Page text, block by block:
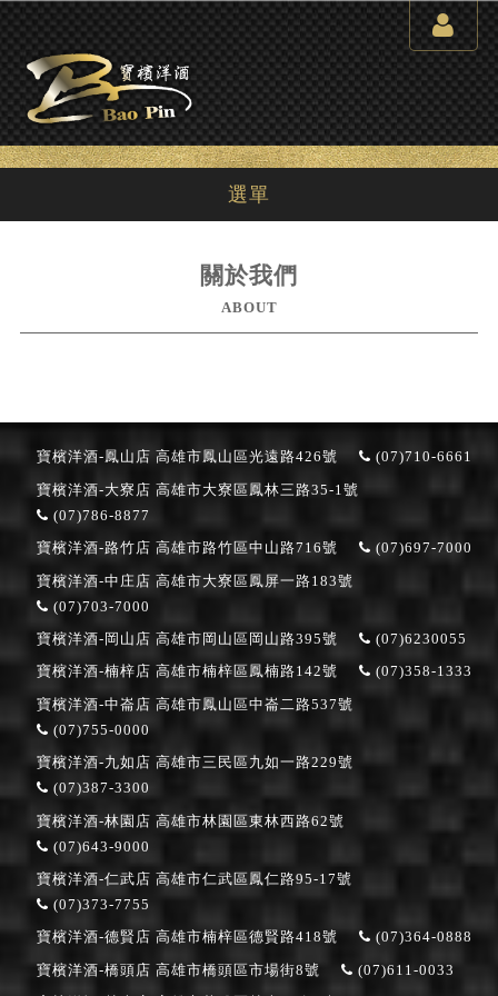
選單
關於我們
ABOUT
寶檳洋酒-鳳山店 高雄市鳳山區光遠路426號 (07)710-6661
寶檳洋酒-大寮店 高雄市大寮區鳳林三路35-1號
(07)786-8877
寶檳洋酒-路竹店 高雄市路竹區中山路716號 (07)697-7000
寶檳洋酒-中庄店 高雄市大寮區鳳屏一路183號
(07)703-7000
寶檳洋酒-岡山店 高雄市岡山區岡山路395號 (07)6230055
寶檳洋酒-楠梓店 高雄市楠梓區鳳楠路142號 (07)358-1333
寶檳洋酒-中崙店 高雄市鳳山區中崙二路537號
(07)755-0000
寶檳洋酒-九如店 高雄市三民區九如一路229號
(07)387-3300
寶檳洋酒-林園店 高雄市林園區東林西路62號
(07)643-9000
寶檳洋酒-仁武店 高雄市仁武區鳳仁路95-17號
(07)373-7755
寶檳洋酒-德賢店 高雄市楠梓區德賢路418號 (07)364-0888
寶檳洋酒-橋頭店 高雄市橋頭區市場街8號 (07)611-0033